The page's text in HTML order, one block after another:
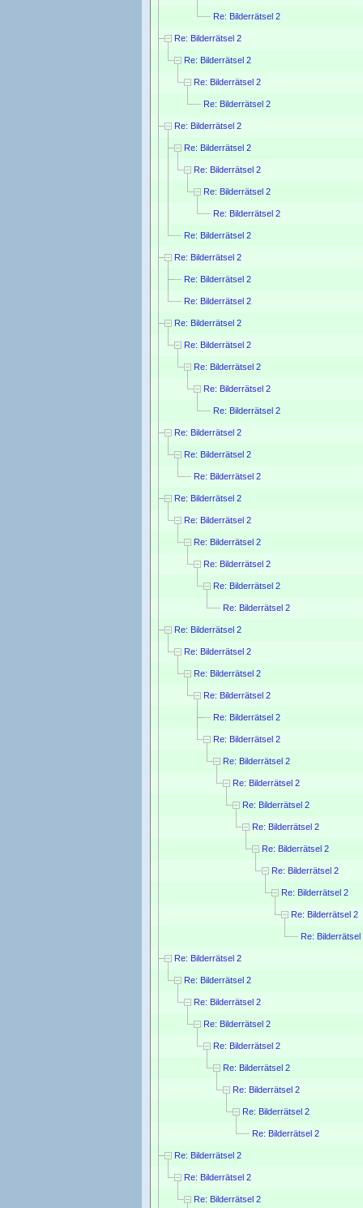
Re: Bilderrätsel 2
Re: Bilderrätsel 2
Re: Bilderrätsel 2
Re: Bilderrätsel 2
Re: Bilderrätsel 2
Re: Bilderrätsel 2
Re: Bilderrätsel 2
Re: Bilderrätsel 2
Re: Bilderrätsel 2
Re: Bilderrätsel 2
Re: Bilderrätsel 2
Re: Bilderrätsel 2
Re: Bilderrätsel 2
Re: Bilderrätsel 2
Re: Bilderrätsel 2
Re: Bilderrätsel 2
Re: Bilderrätsel 2
Re: Bilderrätsel 2
Re: Bilderrätsel 2
Re: Bilderrätsel 2
Re: Bilderrätsel 2
Re: Bilderrätsel 2
Re: Bilderrätsel 2
Re: Bilderrätsel 2
Re: Bilderrätsel 2
Re: Bilderrätsel 2
Re: Bilderrätsel 2
Re: Bilderrätsel 2
Re: Bilderrätsel 2
Re: Bilderrätsel 2
Re: Bilderrätsel 2
Re: Bilderrätsel 2
Re: Bilderrätsel 2
Re: Bilderrätsel 2
Re: Bilderrätsel 2
Re: Bilderrätsel 2
Re: Bilderrätsel 2
Re: Bilderrätsel 2
Re: Bilderrätsel 2
Re: Bilderrätsel 2
Re: Bilderrätsel 2
Re: Bilderrätsel 2
Re: Bilderrätsel
Re: Bilderrätsel 2
Re: Bilderrätsel 2
Re: Bilderrätsel 2
Re: Bilderrätsel 2
Re: Bilderrätsel 2
Re: Bilderrätsel 2
Re: Bilderrätsel 2
Re: Bilderrätsel 2
Re: Bilderrätsel 2
Re: Bilderrätsel 2
Re: Bilderrätsel 2
Re: Bilderrätsel 2